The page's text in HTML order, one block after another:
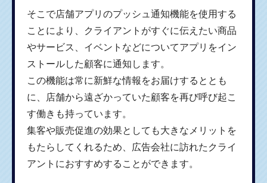
そこで店舗アプリのプッシュ通知機能を使用する
ことにより、クライアントがすぐに伝えたい商品
やサービス、イベントなどについてアプリをイン
ストールした顧客に通知します。
この機能は常に新鮮な情報をお届けするととも
に、店舗から遠ざかっていた顧客を再び呼び起こ
す働きも持っています。
集客や販売促進の効果としても大きなメリットを
もたらしてくれるため、広告会社に訪れたクライ
アントにおすすめすることができます。